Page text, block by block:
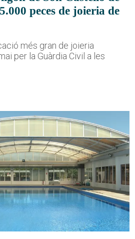
peces de joieria de
més gran de joieria
per la Guàrdia Civil a les